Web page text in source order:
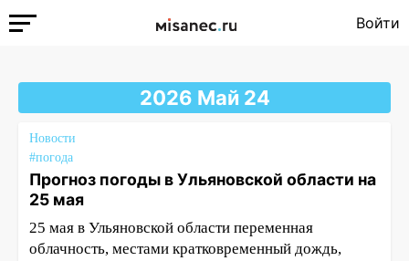
Войти
2026 Май 24
Новости
#погода
Прогноз погоды в Ульяновской области на
25 мая
25 мая в Ульяновской области переменная
облачность, местами кратковременный дождь,